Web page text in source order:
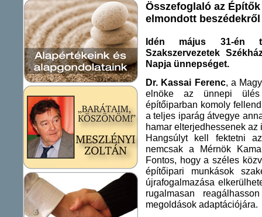
Összefoglaló az
elmondott beszédekről
Idén május 31-én
Szakszervezetek
Napja ünnepséget.
Dr. Kassai Ferenc, a
elnöke az ünnepi ülés
építőiparban komoly
a teljes iparág átvegye
hamar elterjedhessenek az
Hangsúlyt kell fektetni
nemcsak a Mérnök
Fontos, hogy a széles
építőipari munkások
újrafogalmazása
rugalmasan
megoldások adaptációjára.